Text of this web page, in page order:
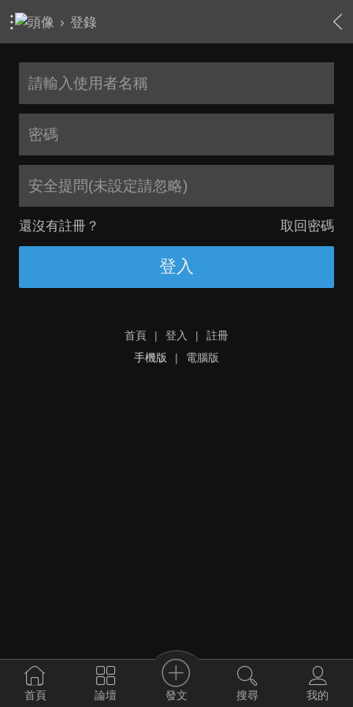
› 登錄
安全提問(未設定請忽略)
還沒有註冊？ 取回密碼
登入
首頁 | 登入 |
註冊
手機版
| 電腦版
首頁 論壇 發文 搜尋 我的